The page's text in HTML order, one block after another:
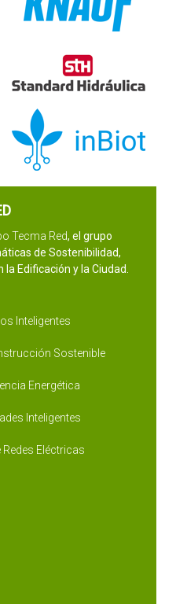
Tecma Red, el grupo
de Sostenibilidad,
Edificación y la Ciudad.
Inteligentes
Sostenible
Energética
Inteligentes
Redes Eléctricas